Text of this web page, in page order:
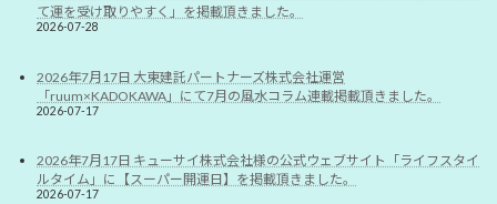
て運を受け取りやすく」を掲載頂きました。
2026-07-28
2026年7月17日 大東建託パートナーズ株式会社運営
「ruum×KADOKAWA」にて7月の風水コラム連載掲載頂きました。
2026-07-17
2026年7月17日 キューサイ株式会社様の公式ウェブサイト「ライフスタイ
ルタイム」に【スーパー開運日】を掲載頂きました。
2026-07-17